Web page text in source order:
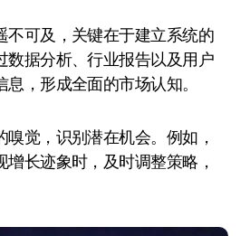
不可及，关键在于建立系统的
数据分析、行业报告以及用户
，形成全面的市场认知。
觉，识别潜在机会。例如，
长迹象时，及时调整策略，